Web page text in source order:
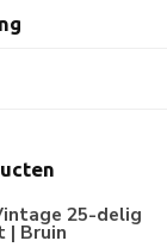
25-delig
| Bruin